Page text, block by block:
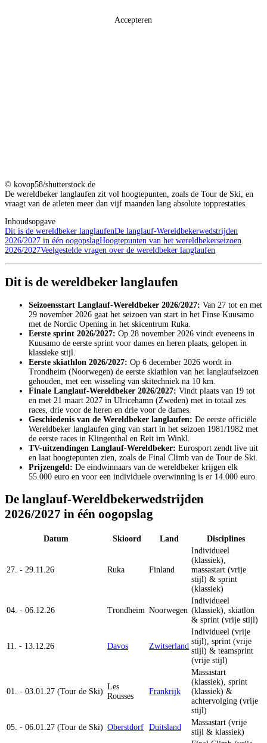
Accepteren
© kovop58/shutterstock.de
De wereldbeker langlaufen zit vol hoogtepunten, zoals de Tour de Ski, en
vraagt van de atleten meer dan vijf maanden lang absolute topprestaties.
Inhoudsopgave
Dit is de wereldbeker langlaufenDe langlauf-Wereldbekerwedstrijden
2026/2027 in één oogopslagHoogtepunten van het wereldbekerseizoen
2026/2027Veelgestelde vragen over de wereldbeker langlaufen
Dit is de wereldbeker langlaufen
Seizoensstart Langlauf-Wereldbeker 2026/2027: Van 27 tot en met
29 november 2026 gaat het seizoen van start in het Finse Kuusamo
met de Nordic Opening in het skicentrum Ruka.
Eerste sprint 2026/2027: Op 28 november 2026 vindt eveneens in
Kuusamo de eerste sprint voor dames en heren plaats, gelopen in
klassieke stijl.
Eerste skiathlon 2026/2027: Op 6 december 2026 wordt in
Trondheim (Noorwegen) de eerste skiathlon van het langlaufseizoen
gehouden, met een wisseling van skitechniek na 10 km.
Finale Langlauf-Wereldbeker 2026/2027: Vindt plaats van 19 tot
en met 21 maart 2027 in Ulricehamn (Zweden) met in totaal zes
races, drie voor de heren en drie voor de dames.
Geschiedenis van de Wereldbeker langlaufen: De eerste officiële
Wereldbeker langlaufen ging van start in het seizoen 1981/1982 met
de eerste races in Klingenthal en Reit im Winkl.
TV-uitzendingen Langlauf-Wereldbeker: Eurosport zendt live uit
en laat hoogtepunten zien, zoals de Final Climb van de Tour de Ski.
Prijzengeld: De eindwinnaars van de wereldbeker krijgen elk
55.000 euro en voor een individuele overwinning is er 14.000 euro.
De langlauf-Wereldbekerwedstrijden
2026/2027 in één oogopslag
Datum Skioord Land Disciplines
27. - 29.11.26 Ruka Finland
Individueel
(klassiek),
massastart (vrije
stijl) & sprint
(klassiek)
04. - 06.12.26 Trondheim Noorwegen
Individueel
(klassiek), skiatlon
& sprint (vrije stijl)
11. - 13.12.26 Davos Zwitserland
Individueel (vrije
stijl), sprint (vrije
stijl) & teamsprint
(vrije stijl)
01. - 03.01.27 (Tour de Ski)
Les
Rousses
Frankrijk
Massastart
(klassiek), sprint
(klassiek) &
achtervolging (vrije
stijl)
05. - 06.01.27 (Tour de Ski) Oberstdorf Duitsland
Massastart (vrije
stijl & klassiek)